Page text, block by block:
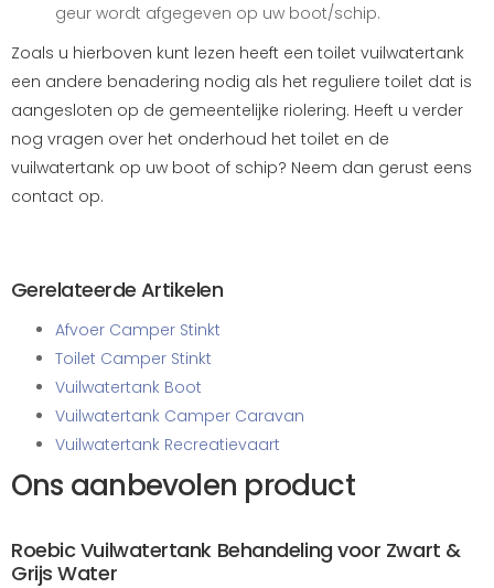
geur wordt afgegeven op uw boot/schip.
Zoals u hierboven kunt lezen heeft een toilet vuilwatertank
een andere benadering nodig als het reguliere toilet dat is
aangesloten op de gemeentelijke riolering. Heeft u verder
nog vragen over het onderhoud het toilet en de
vuilwatertank op uw boot of schip? Neem dan gerust eens
contact op.
Gerelateerde Artikelen
Afvoer Camper Stinkt
Toilet Camper Stinkt
Vuilwatertank Boot
Vuilwatertank Camper Caravan
Vuilwatertank Recreatievaart
Ons aanbevolen product
Roebic Vuilwatertank Behandeling voor Zwart &
Grijs Water